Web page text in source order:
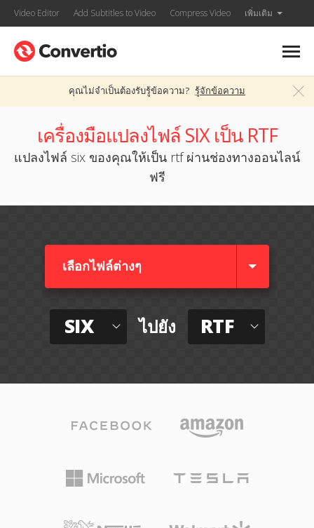
Video Editor Add Subtitles to Video Compress Video เพิ่มเติม
คุณไม่จำเป็นต้องรับรู้ข้อความ? รู้จักข้อความ
เครื่องมือแปลงไฟล์ SIX เป็น RTF
แปลงไฟล์ six ของคุณให้เป็น rtf ผ่านช่องทางออนไลน์
ฟรี
เลือกไฟล์ต่างๆ​
SIX ไปยัง RTF